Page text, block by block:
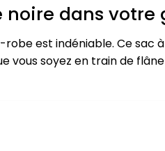
noire dans
est indéniable. Ce sac
soyez en train de